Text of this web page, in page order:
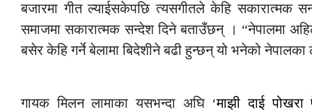
बजारमा गीत ल्याईसकेपछि त्यसगीतले केहि सकारात्मक
समाजमा सकारात्मक सन्देश दिने बताउँछन् । “नेपालमा
बसेर केहि गर्ने बेलामा बिदेशीने बढी हुन्छन् यो भनेको
गायक मिलन लामाका यसभन्दा अघि ‘माझी दाई पोखरा